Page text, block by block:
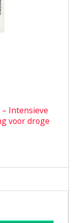
Intensieve
voor droge